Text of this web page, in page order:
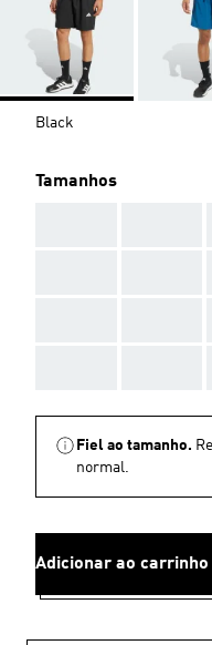
Black
Tamanhos
Fiel ao tamanho.
normal.
Adicionar ao carrinho